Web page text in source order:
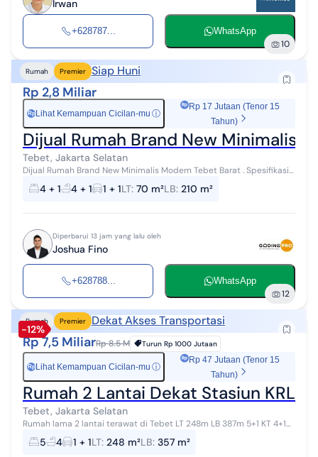
Irwan
+628787... WhatsApp
10
Rumah Premier Siap Huni
Rp 2,8 Miliar
RpLihat Kemampuan Cicilan-mu ⓘ
Rp 17 Jutaan (Tenor 15
Tahun)
Dijual Rumah Brand New Minimalis
Tebet, Jakarta Selatan
Dijual Rumah Brand New Minimalis Modern Tebet Barat . Spesifikasi :
LT : 70 m2 LB : 210 m2 3 Lantai Kamar Tidur : 4 Kamar mandi : 4
Hadap : Sela...
4 + 1 4 + 1 1 + 1LT: 70 m²LB: 210 m²
Diperbarui 13 jam yang lalu oleh
Joshua Fino
+628788... WhatsApp
12
-12%
Rumah Premier Dekat Akses Transportasi
Rp 7,5 MiliarRp 8.5 M Turun Rp 1000 Jutaan
RpLihat Kemampuan Cicilan-mu ⓘ
Rp 47 Jutaan (Tenor 15
Tahun)
Rumah 2 Lantai Dekat Stasiun KRL
Tebet, Jakarta Selatan
Rumah lama 2 lantai terawat di Tebet LT 248m LB 387m 5+1 KT 4+1
KM 1 Garasi 1 Carport Jalan lebar Dekat hutan kota dan pusat kuliner
Tebet A...
5 4 1 + 1LT: 248 m²LB: 357 m²